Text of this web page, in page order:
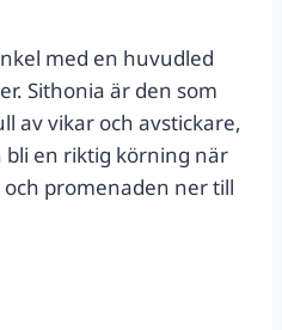
med en huvudled
Sithonia är den som
av vikar och avstickare,
bli en riktig körning när
promenaden ner till